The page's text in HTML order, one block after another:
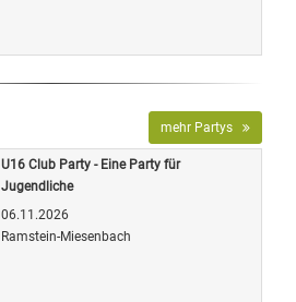
mehr Partys
U16 Club Party - Eine Party für
Jugendliche
06.11.2026
Ramstein-Miesenbach